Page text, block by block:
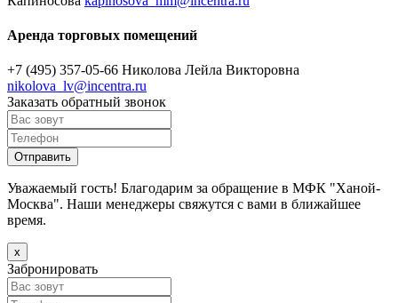
Аренда торговых помещений
+7 (495) 357-05-66 Николова Лейла Викторовна
nikolova_lv@incentra.ru
Заказать обратный звонок
Уважаемый гость! Благодарим за обращение в МФК "Ханой-
Москва". Наши менеджеры свяжутся с вами в ближайшее
время.
х
Забронировать